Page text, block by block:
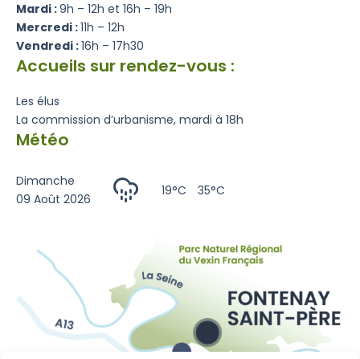
Mardi :9h – 12h et 16h – 19h
Mercredi :11h – 12h
Vendredi :16h – 17h30
Accueils sur rendez-vous :
Les élus
La commission d’urbanisme, mardi à 18h
Météo
Dimanche
09 Août 2026
19°C 35°C